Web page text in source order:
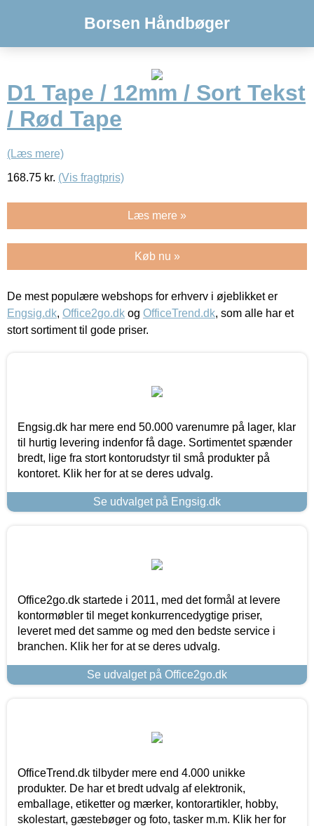
Borsen Håndbøger
D1 Tape / 12mm / Sort Tekst
/ Rød Tape
(Læs mere)
168.75 kr. (Vis fragtpris)
Læs mere »
Køb nu »
De mest populære webshops for erhverv i øjeblikket er
Engsig.dk, Office2go.dk og OfficeTrend.dk, som alle har et
stort sortiment til gode priser.
Engsig.dk har mere end 50.000 varenumre på lager, klar
til hurtig levering indenfor få dage. Sortimentet spænder
bredt, lige fra stort kontorudstyr til små produkter på
kontoret. Klik her for at se deres udvalg.
Se udvalget på Engsig.dk
Office2go.dk startede i 2011, med det formål at levere
kontormøbler til meget konkurrencedygtige priser,
leveret med det samme og med den bedste service i
branchen. Klik her for at se deres udvalg.
Se udvalget på Office2go.dk
OfficeTrend.dk tilbyder mere end 4.000 unikke
produkter. De har et bredt udvalg af elektronik,
emballage, etiketter og mærker, kontorartikler, hobby,
skolestart, gæstebøger og foto, tasker m.m. Klik her for